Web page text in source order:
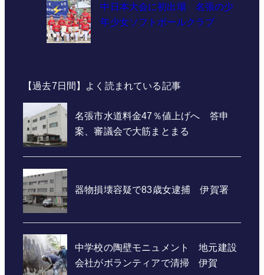
中日本大会に初出場 名張の少
年少女ソフトボールクラブ
【過去7日間】よく読まれている記事